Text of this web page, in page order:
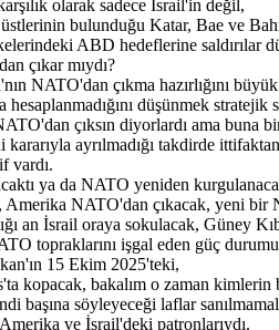
olarak sadece İsrail'in değil,
bulunduğu Katar, Bae ve
ABD hedeflerine saldırılar
çıkar mıydı?
NATO'dan çıkma hazırlığını
düşünmek stratejik
çıksın diyorlardı ama buna
ayrılmadığı takdirde ittifaktan
vardı.
ya da NATO yeniden
Amerika NATO'dan çıkacak, yeni
an İsrail oraya sokulacak, Güney
topraklarını işgal eden güç
15 Ekim 2025'teki,
kopacak, bakalım o zaman kimlerin
başına söyleyeceği laflar
ve İsrail'deki patronlarıydı.